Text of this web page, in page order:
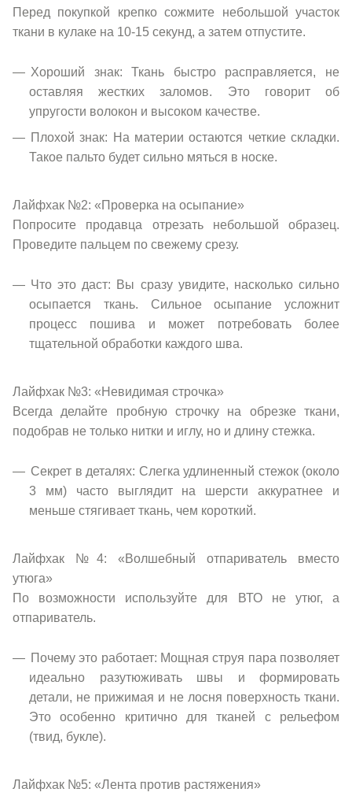
Перед покупкой крепко сожмите небольшой участок
ткани в кулаке на 10-15 секунд, а затем отпустите.
Хороший знак: Ткань быстро расправляется, не
оставляя жестких заломов. Это говорит об
упругости волокон и высоком качестве.
Плохой знак: На материи остаются четкие складки.
Такое пальто будет сильно мяться в носке.
Лайфхак №2: «Проверка на осыпание»
Попросите продавца отрезать небольшой образец.
Проведите пальцем по свежему срезу.
Что это даст: Вы сразу увидите, насколько сильно
осыпается ткань. Сильное осыпание усложнит
процесс пошива и может потребовать более
тщательной обработки каждого шва.
Лайфхак №3: «Невидимая строчка»
Всегда делайте пробную строчку на обрезке ткани,
подобрав не только нитки и иглу, но и длину стежка.
Секрет в деталях: Слегка удлиненный стежок (около
3 мм) часто выглядит на шерсти аккуратнее и
меньше стягивает ткань, чем короткий.
Лайфхак №4: «Волшебный отпариватель вместо
утюга»
По возможности используйте для ВТО не утюг, а
отпариватель.
Почему это работает: Мощная струя пара позволяет
идеально разутюживать швы и формировать
детали, не прижимая и не лосня поверхность ткани.
Это особенно критично для тканей с рельефом
(твид, букле).
Лайфхак №5: «Лента против растяжения»